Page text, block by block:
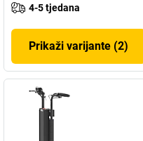
4-5 tjedana
Prikaži varijante (2)